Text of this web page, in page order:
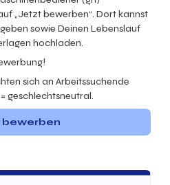
„Jetzt bewerben“. Dort kannst
sowie Deinen Lebenslauf
hochladen.
sich an Arbeitssuchende
geschlechtsneutral.